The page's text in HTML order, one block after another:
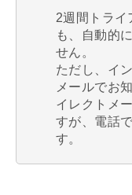
2週間トライ
も、自動的
せん。
ただし、イ
メールでお
イレクトメ
すが、電話
す。